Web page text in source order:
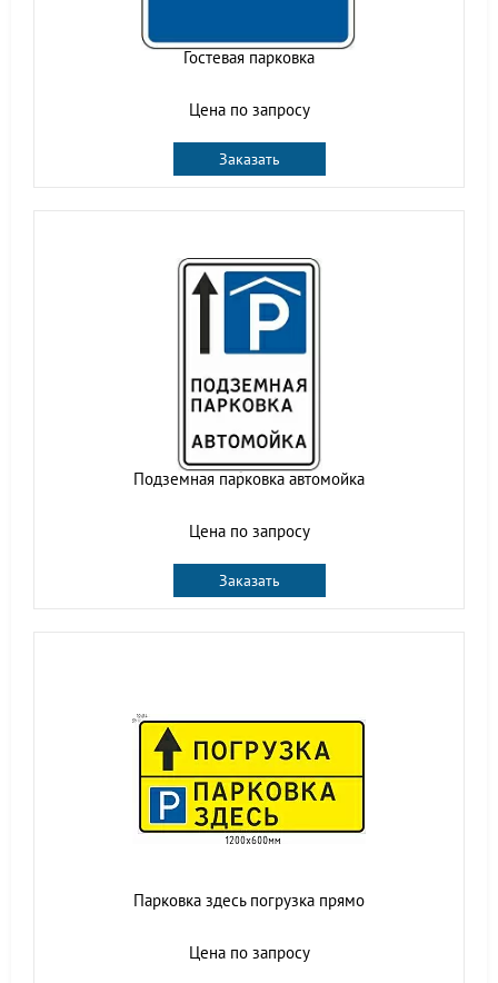
Гостевая парковка
Цена по запросу
Заказать
Подземная парковка автомойка
Цена по запросу
Заказать
Парковка здесь погрузка прямо
Цена по запросу